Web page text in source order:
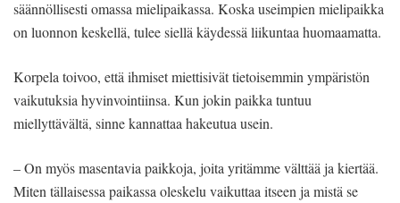
säännöllisesti omassa mielipaikassa. Koska useimpien mielipaikka
on luonnon keskellä, tulee siellä käydessä liikuntaa huomaamatta.
Korpela toivoo, että ihmiset miettisivät tietoisemmin ympäristön
vaikutuksia hyvinvointiinsa. Kun jokin paikka tuntuu
miellyttävältä, sinne kannattaa hakeutua usein.
– On myös masentavia paikkoja, joita yritämme välttää ja kiertää.
Miten tällaisessa paikassa oleskelu vaikuttaa itseen ja mistä se